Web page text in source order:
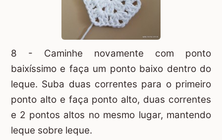
8 - Caminhe novamente com ponto
baixíssimo e faça um ponto baixo dentro do
leque. Suba duas correntes para o primeiro
ponto alto e faça ponto alto, duas correntes
e 2 pontos altos no mesmo lugar, mantendo
leque sobre leque.